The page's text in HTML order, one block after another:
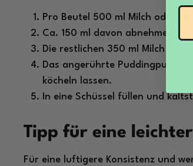
Pro Beutel 500 ml Milch oder
Ca. 150 ml davon abnehmen
Die restlichen 350 ml Milch zum
Das angerührte Puddingpulver
köcheln lassen.
In eine Schüssel füllen und
Tipp für eine
Für eine luftigere Konsistenz und